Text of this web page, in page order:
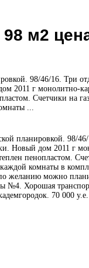
м2
98/46/16. Три
2011 г монолитно-
Счетчики на
...
планировкой. 98/
Новый дом 2011 г
пенопластом.
комнаты в
желанию можно
№4. Хорошая
70 000 у.е.